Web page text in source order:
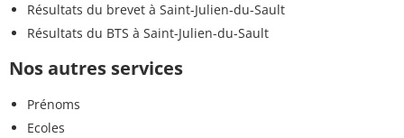
Résultats du brevet à Saint-Julien-du-Sault
Résultats du BTS à Saint-Julien-du-Sault
Nos autres services
Prénoms
Ecoles